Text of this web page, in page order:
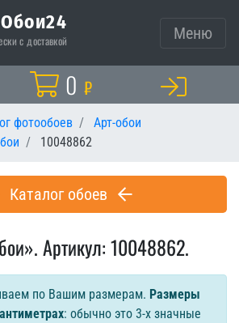
с доставкой Меню
Корзина
0 ₽
фотообоев
Арт-обои
10048862
Каталог обоев
Артикул: 10048862.
по Вашим размерам. Размеры
: обычно это 3-х значные